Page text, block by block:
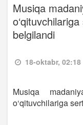
Musiqa
belgilandi
18-oktabr, 02:18
Musiqa
o‘qituvchilariga